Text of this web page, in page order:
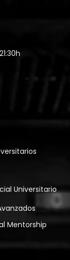
Universitario
Mentorship